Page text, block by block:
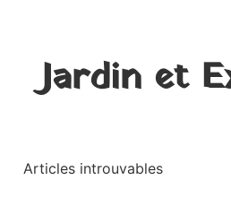
Jardin et
Articles introuvables